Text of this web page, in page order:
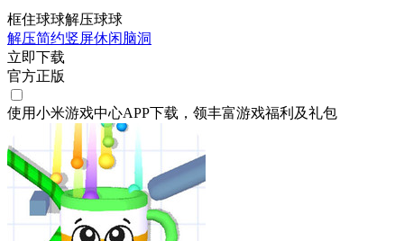
框住球球解压球球
解压简约竖屏休闲脑洞
立即下载
官方正版
使用小米游戏中心APP下载 ，领丰富游戏福利 及礼包